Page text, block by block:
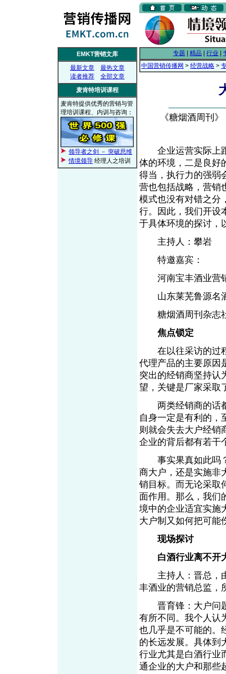
EMKT营销文库
最新文章
最热文章
读者推荐
全部文章
麦肯特培训课程
麦肯特提供优秀的营销与管
理培训课程、内训与咨询：
领导者之剑 － 突破思维
情境领导 经理人之培训
专题 精品 行业
中国营销传播网 > 经营战略 >
《糖烟酒周刊
企业运营实际上
体的环境，二是良好
得当，执行力的强弱
营也包括战略，营销
模式也没有对错之分
行。因此，我们开设
于具体环境的探讨，
主持人：攀岩
特邀嘉宾：
河南宝丰酒业营
山东莱芜鲁源名酒
糖烟酒周刊杂志
焦点锁定
在以往采访的过程
代理产品的主要原因
突出的经销商坚持认
望，关键是厂家采取
两类经销商的话都
自身一定是有利的，
则就会失去大户经销
企业的背后都有若干
事实果真如此吗？
商大户，还是实施非
销目标。而无论采取
面作用。那么，我们
境中的企业适宜实施
大户制又如何把可能
现场探讨
白酒行业离不开
主持人：晋总，由
丰酒业的营销总监，
晋育锋：大户问题
有所不同。我个人认
也几乎是不可能的。
的长远发展。具体到
行业尤其是白酒行业
通企业的大户和那些